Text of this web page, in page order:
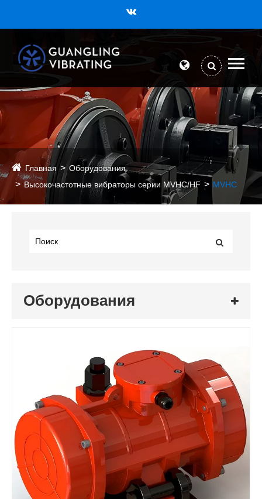
Главная
Оборудования
Высокочастотные вибраторы серии MVHC/HF
MVHC
Оборудования